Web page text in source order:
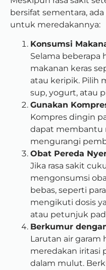
bersifat sementara,
untuk meredakannya:
Konsumsi
Selama beberapa
makanan keras
atau keripik. Pilih
sup, yogurt, atau
Gunakan
Kompres dingin
dapat membantu
mengurangi
Obat Pereda
Jika rasa sakit
mengonsumsi
bebas, seperti
mengikuti dosis
atau petunjuk
Berkumur
Larutan air
meredakan iritasi
dalam mulut.